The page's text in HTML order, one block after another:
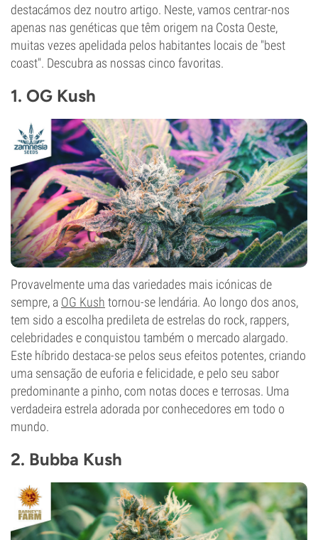
destacámos dez noutro artigo. Neste, vamos centrar-nos
apenas nas genéticas que têm origem na Costa Oeste,
muitas vezes apelidada pelos habitantes locais de "best
coast". Descubra as nossas cinco favoritas.
1. OG Kush
Provavelmente uma das variedades mais icónicas de
sempre, a OG Kush tornou-se lendária. Ao longo dos anos,
tem sido a escolha predileta de estrelas do rock, rappers,
celebridades e conquistou também o mercado alargado.
Este híbrido destaca-se pelos seus efeitos potentes, criando
uma sensação de euforia e felicidade, e pelo seu sabor
predominante a pinho, com notas doces e terrosas. Uma
verdadeira estrela adorada por conhecedores em todo o
mundo.
2. Bubba Kush